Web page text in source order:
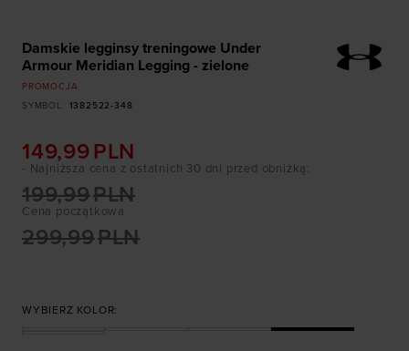
Damskie legginsy treningowe Under
Armour Meridian Legging - zielone
PROMOCJA
SYMBOL
1382522-348
149,99 PLN
Cena początkowa
299,99PLN
199,99PLN
- Najniższa cena z ostatnich 30 dni przed obniżką:
WYBIERZ KOLOR: